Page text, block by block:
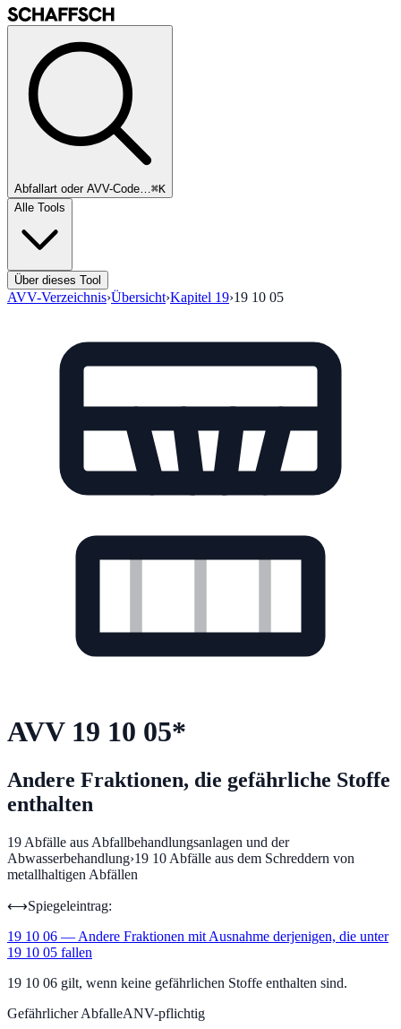
Abfallart oder AVV-Code…⌘K
Alle Tools
Über dieses Tool
AVV-Verzeichnis›Übersicht›Kapitel 19›19 10 05
AVV 19 10 05*
Andere Fraktionen, die gefährliche Stoffe
enthalten
19 Abfälle aus Abfallbehandlungsanlagen und der
Abwasserbehandlung›19 10 Abfälle aus dem Schreddern von
metallhaltigen Abfällen
⟷Spiegeleintrag:
19 10 06 — Andere Fraktionen mit Ausnahme derjenigen, die unter
19 10 05 fallen
19 10 06 gilt, wenn keine gefährlichen Stoffe enthalten sind.
Gefährlicher AbfalleANV-pflichtig